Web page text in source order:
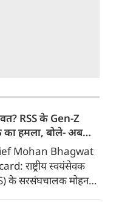
RSS के Gen-Z
का हमला, बोले- अब
Mohan Bhagwat
राष्ट्रीय स्वयंसेवक
के सरसंघचालक मोहन